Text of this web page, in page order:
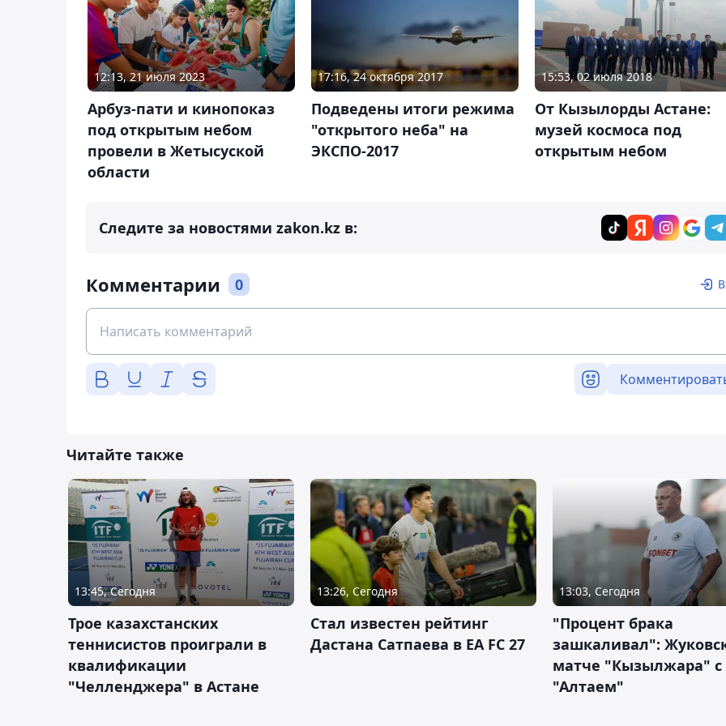
12:13, 21 июля 2023
Арбуз-пати и кинопоказ
под открытым небом
провели в Жетысуской
области
17:16, 24 октября 2017
Подведены итоги режима
"открытого неба" на
ЭКСПО-2017
15:53, 02 июля 2018
От Кызылорды Астане:
музей космоса под
открытым небом
Следите за новостями zakon.kz в:
Комментарии 0
Читайте также
13:45, Сегодня
Трое казахстанских
теннисистов проиграли в
квалификации
"Челленджера" в Астане
13:26, Сегодня
Стал известен рейтинг
Дастана Сатпаева в EA FC 27
13:03, Сегодня
"Процент брака
зашкаливал":
матче "Кызылжара" с
"Алтаем"